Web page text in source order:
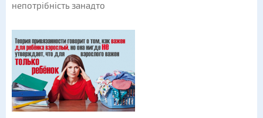
непотрібність занадто